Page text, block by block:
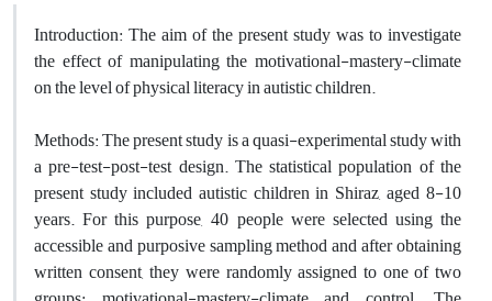
Introduction: The aim of the present study was to investigate
the effect of manipulating the motivational-mastery-climate
on the level of physical literacy in autistic children.
Methods: The present study is a quasi-experimental study with
a pre-test-post-test design. The statistical population of the
present study included autistic children in Shiraz, aged 8-10
years. For this purpose, 40 people were selected using the
accessible and purposive sampling method and after obtaining
written consent, they were randomly assigned to one of two